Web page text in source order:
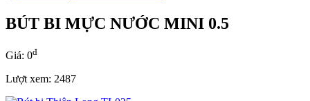
BÚT BI MỰC NƯỚC MINI 0.5
Giá: 0đ
Lượt xem: 2487